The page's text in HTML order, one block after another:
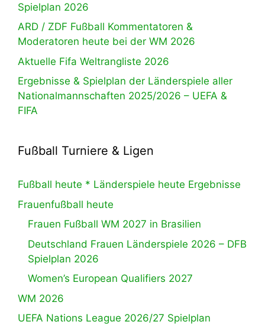
Spielplan 2026
ARD / ZDF Fußball Kommentatoren &
Moderatoren heute bei der WM 2026
Aktuelle Fifa Weltrangliste 2026
Ergebnisse & Spielplan der Länderspiele aller
Nationalmannschaften 2025/2026 – UEFA &
FIFA
Fußball Turniere & Ligen
Fußball heute * Länderspiele heute Ergebnisse
Frauenfußball heute
Frauen Fußball WM 2027 in Brasilien
Deutschland Frauen Länderspiele 2026 – DFB
Spielplan 2026
Women’s European Qualifiers 2027
WM 2026
UEFA Nations League 2026/27 Spielplan